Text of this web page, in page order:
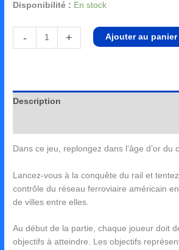
Disponibilité : En stock
- + Ajouter au panier
Description
Dans ce jeu, replongez dans l’âge d’or du
Lancez-vous à la conquête du rail et
contrôle du réseau ferroviaire américain
de villes entre elles.
Au début de la partie, chaque joueur doit
objectifs à atteindre. Les objectifs